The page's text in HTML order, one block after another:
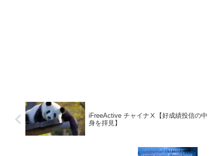
iFreeActive チャイナⅩ【好成績投信の中
身を拝見】